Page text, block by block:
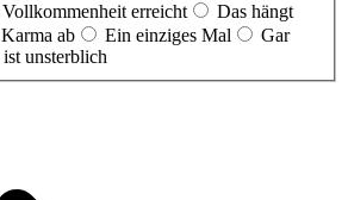
erreicht
Das hängt
ab
Ein einziges Mal
Gar
unsterblich